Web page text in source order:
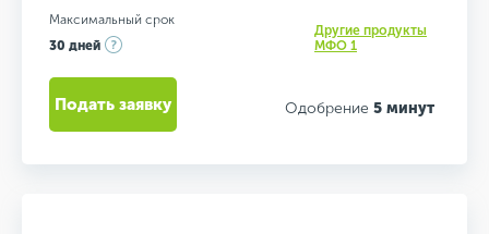
Максимальный срок
30 дней
Другие продукты
МФО 1
Одобрение 5 минут
Подать заявку